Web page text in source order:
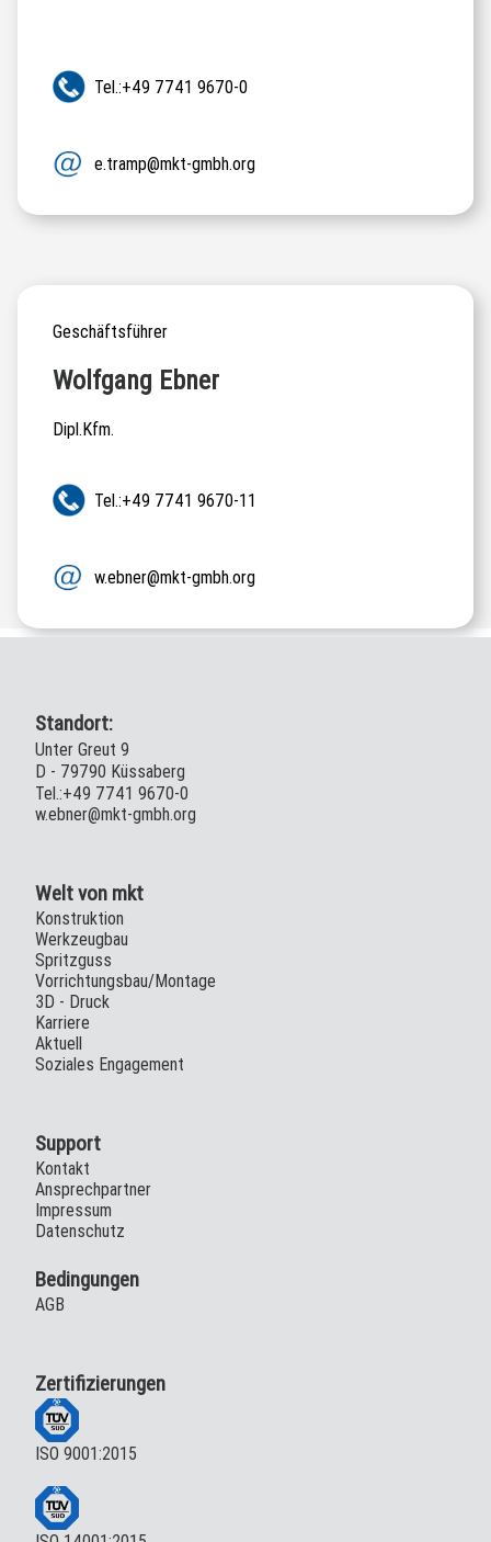
Tel.:+49 7741 9670-0
e.tramp@mkt-gmbh.org
Geschäftsführer
Wolfgang Ebner
Dipl.Kfm.
Tel.:+49 7741 9670-11
w.ebner@mkt-gmbh.org
Standort:
Unter Greut 9
D - 79790 Küssaberg
Tel.:+49 7741 9670-0
w.ebner@mkt-gmbh.org
Welt von mkt
Konstruktion
Werkzeugbau
Spritzguss
Vorrichtungsbau/Montage
3D - Druck
Karriere
Aktuell
Soziales Engagement
Support
Kontakt
Ansprechpartner
Impressum
Datenschutz
Bedingungen
AGB
Zertifizierungen
ISO 9001:2015